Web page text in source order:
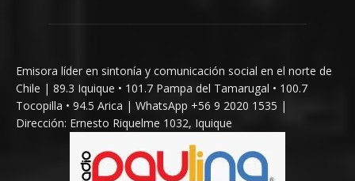
Emisora líder en sintonía y comunicación social en el norte de
Chile | 89.3 Iquique • 101.7 Pampa del Tamarugal • 100.7
Tocopilla • 94.5 Arica | WhatsApp +56 9 2020 1535 |
Dirección: Ernesto Riquelme 1032, Iquique